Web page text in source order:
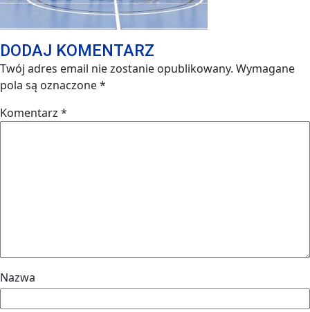
DODAJ KOMENTARZ
Twój adres email nie zostanie opublikowany. Wymagane
pola są oznaczone*
Komentarz *
Nazwa